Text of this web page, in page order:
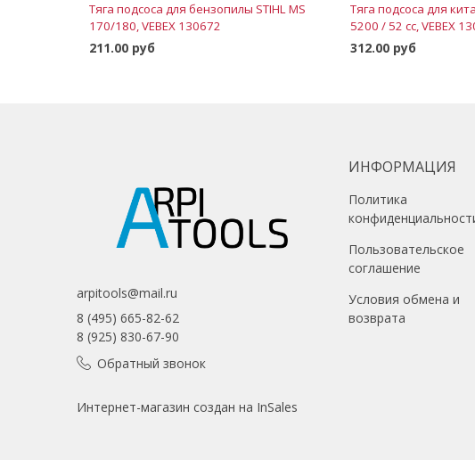
Тяга подсоса для бензопилы STIHL MS
170/180, VEBEX 130672
211.00 руб
Тяга подсоса для
5200 / 52 cc, VEBEX
312.00 руб
arpitools@mail.ru
8 (495) 665-82-62
8 (925) 830-67-90
Обратный звонок
ИНФОРМАЦИЯ
Политика
Пользовательское
соглашение
Условия обмена и
возврата
Интернет-магазин создан на InSales